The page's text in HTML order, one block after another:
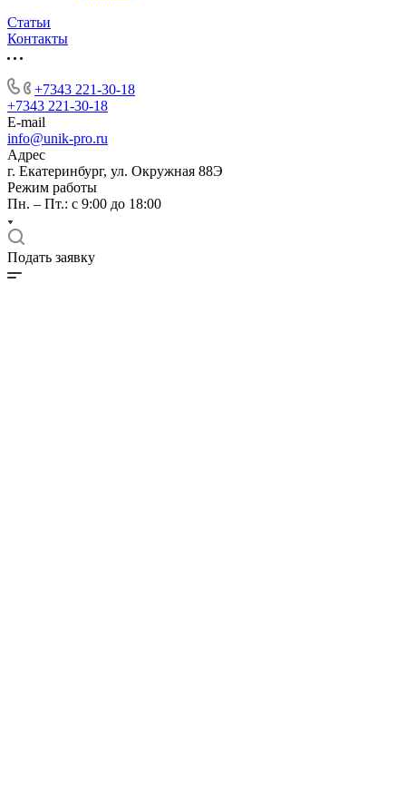
Статьи
Контакты
+7343 221-30-18
+7343 221-30-18
E-mail
info@unik-pro.ru
Адрес
г. Екатеринбург, ул. Окружная 88Э
Режим работы
Пн. – Пт.: с 9:00 до 18:00
Подать заявку